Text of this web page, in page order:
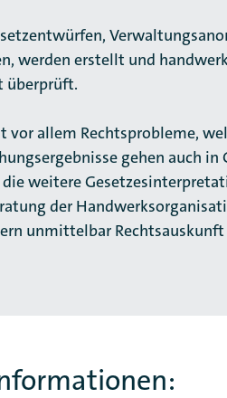
werden erstellt und
überprüft.
vor allem Rechtsprobleme,
gehen auch
wei­te­re
der
unmittelbar